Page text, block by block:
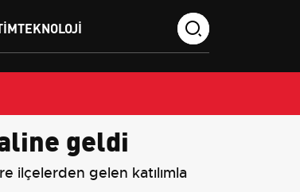
TEKNOLOJI
geldi
ilçelerden gelen katılımla